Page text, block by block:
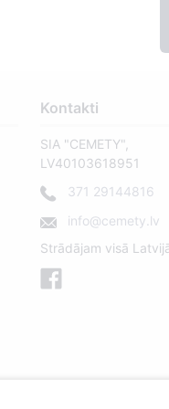
Kontakti
SIA "CEMETY",
LV40103618951
371 29144816
info@cemety.lv
Strādājam visā